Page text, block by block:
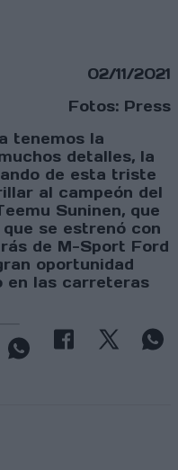
02/11/2021
Fotos: Press
tenemos la
detalles, la
de esta triste
al campeón del
Suninen, que
se estrenó con
de M-Sport Ford
oportunidad
en las carreteras